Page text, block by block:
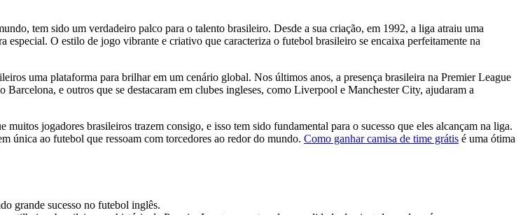
tem sido um verdadeiro palco para o talento brasileiro. Desde a sua criação, em 1992, a liga atraiu uma
especial. O estilo de jogo vibrante e criativo que caracteriza o futebol brasileiro se encaixa perfeitamente na
uma plataforma para brilhar em um cenário global. Nos últimos anos, a presença brasileira na Premier League
e outros que se destacaram em clubes ingleses, como Liverpool e Manchester City, ajudaram a
jogadores brasileiros trazem consigo, e isso tem sido fundamental para o sucesso que eles alcançam na liga.
única ao futebol que ressoam com torcedores ao redor do mundo. Como ganhar camisa de time grátis é uma ótima
grande sucesso no futebol inglês.